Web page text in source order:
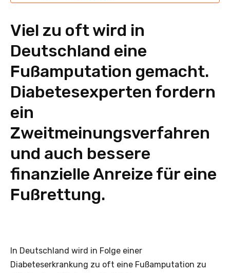
Viel zu oft wird in
Deutschland eine
Fußamputation gemacht.
Diabetesexperten fordern
ein
Zweitmeinungsverfahren
und auch bessere
finanzielle Anreize für eine
Fußrettung.
In Deutschland wird in Folge einer
Diabeteserkrankung zu oft eine Fußamputation zu